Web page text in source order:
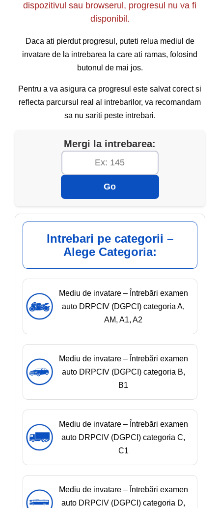
agricole, precum și a vehiculelor care, prin
construcție sau din alte cauze, nu pot depăși
dispozitivul sau browserul, progresul nu va fi
disponibil.
Daca ati pierdut progresul, puteti relua mediul de
invatare de la intrebarea la care ati ramas, folosind
butonul de mai jos.
Pentru a va asigura ca progresul este salvat corect si
reflecta parcursul real al intrebarilor, va recomandam
sa nu sariti peste intrebari.
Mergi la intrebarea:
Go
Intrebari pe categorii –
Alege Categoria:
Mediu de invatare – Întrebări examen
auto DRPCIV (DGPCI) categoria A,
AM, A1, A2
Mediu de invatare – Întrebări examen
auto DRPCIV (DGPCI) categoria B,
B1
Mediu de invatare – Întrebări examen
auto DRPCIV (DGPCI) categoria C,
C1
Mediu de invatare – Întrebări examen
auto DRPCIV (DGPCI) categoria D,